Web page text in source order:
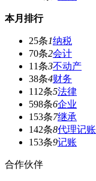
本月排行
25条1纳税
70条2会计
11条3不动产
38条4财务
112条5法律
598条6企业
153条7继承
142条8代理记账
153条9记账
合作伙伴